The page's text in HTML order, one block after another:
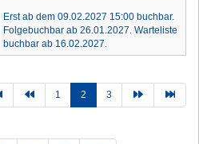
Erst ab dem 09.02.2027 15:00 buchbar.
Folgebuchbar ab 26.01.2027. Warteliste
buchbar ab 16.02.2027.
1 2 3